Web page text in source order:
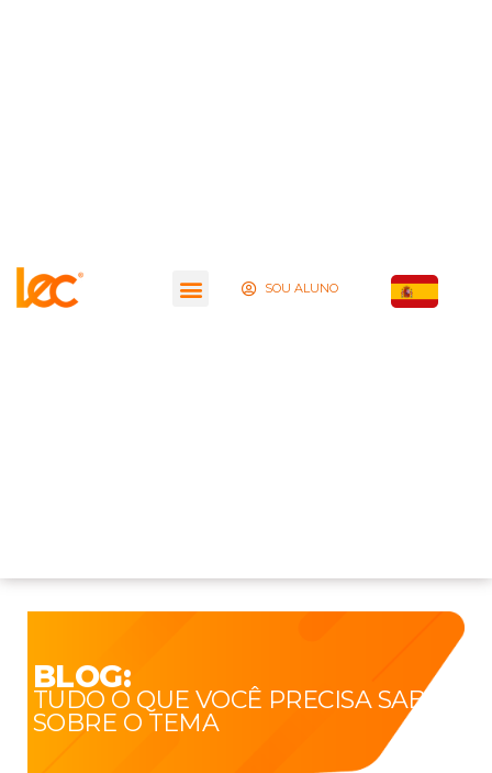
SOU ALUNO
BLOG:
TUDO O QUE VOCÊ PRECISA SABER
SOBRE O TEMA